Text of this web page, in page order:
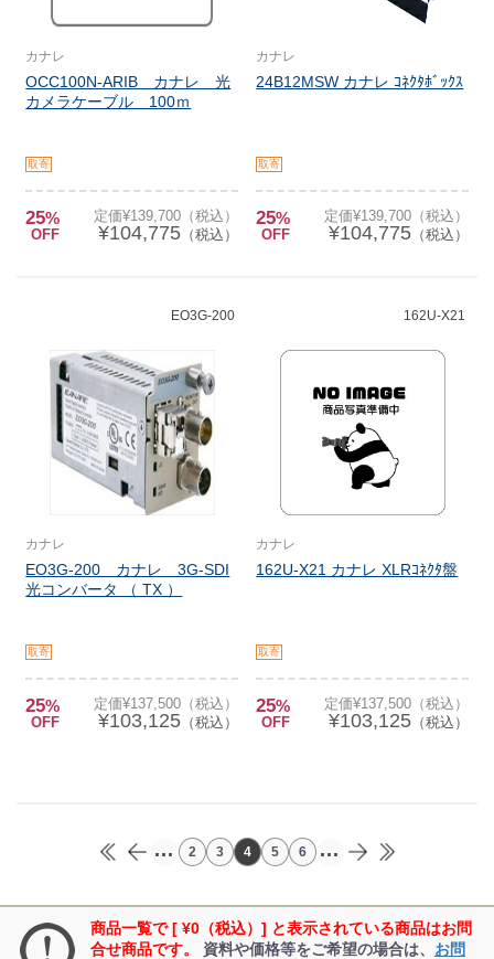
カナレ
OCC100N-ARIB カナレ 光
カメラケーブル 100ｍ
取寄
25%
OFF
定価¥139,700（税込）
¥104,775（税込）
カナレ
24B12MSW カナレ ｺﾈｸﾀﾎﾞｯｸｽ
取寄
25%
OFF
定価¥139,700（税込）
¥104,775（税込）
EO3G-200
カナレ
EO3G-200 カナレ 3G-SDI
光コンバータ （ TX ）
取寄
25%
OFF
定価¥137,500（税込）
¥103,125（税込）
162U-X21
カナレ
162U-X21 カナレ XLRｺﾈｸﾀ盤
取寄
25%
OFF
定価¥137,500（税込）
¥103,125（税込）
... 2 3 4 5 6 ...
商品一覧で [ ¥0（税込）] と表示されている商品はお問
合せ商品です。
資料や価格等をご希望の場合は、 お問